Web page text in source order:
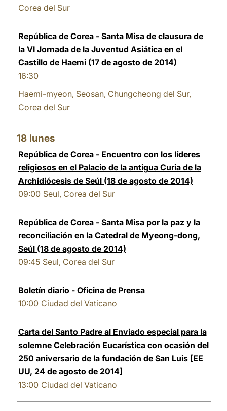
Corea del Sur
República de Corea - Santa Misa de clausura de
la VI Jornada de la Juventud Asiática en el
Castillo de Haemi (17 de agosto de 2014)
16:30
Haemi-myeon, Seosan, Chungcheong del Sur,
Corea del Sur
18 lunes
República de Corea - Encuentro con los líderes
religiosos en el Palacio de la antigua Curia de la
Archidiócesis de Seúl (18 de agosto de 2014)
09:00 Seul, Corea del Sur
República de Corea - Santa Misa por la paz y la
reconciliación en la Catedral de Myeong-dong,
Seúl (18 de agosto de 2014)
09:45 Seul, Corea del Sur
Boletín diario - Oficina de Prensa
10:00 Ciudad del Vaticano
Carta del Santo Padre al Enviado especial para la
solemne Celebración Eucarística con ocasión del
250 aniversario de la fundación de San Luis [EE
UU, 24 de agosto de 2014]
13:00 Ciudad del Vaticano